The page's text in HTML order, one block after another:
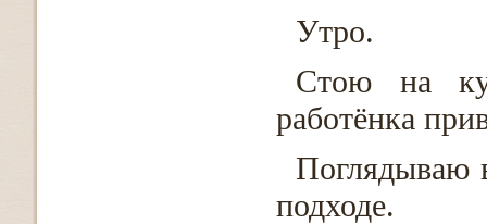
Утро.
Стою на
работёнка
Поглядываю
подходе.